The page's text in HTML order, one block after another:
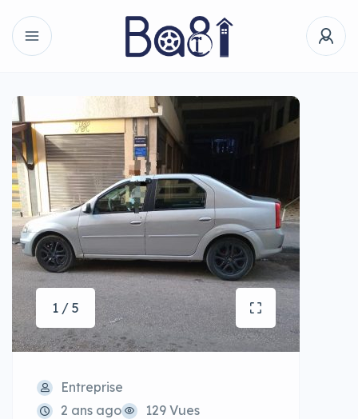
1 / 5
Entreprise
2 ans ago
129 Vues